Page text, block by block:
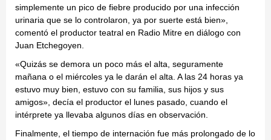
simplemente un pico de fiebre producido por una infección
urinaria que se lo controlaron, ya por suerte está bien»,
comentó el productor teatral en Radio Mitre en diálogo con
Juan Etchegoyen.
«Quizás se demora un poco más el alta, seguramente
mañana o el miércoles ya le darán el alta. A las 24 horas ya
estuvo muy bien, estuvo con su familia, sus hijos y sus
amigos», decía el productor el lunes pasado, cuando el
intérprete ya llevaba algunos días en observación.
Finalmente, el tiempo de internación fue más prolongado de lo